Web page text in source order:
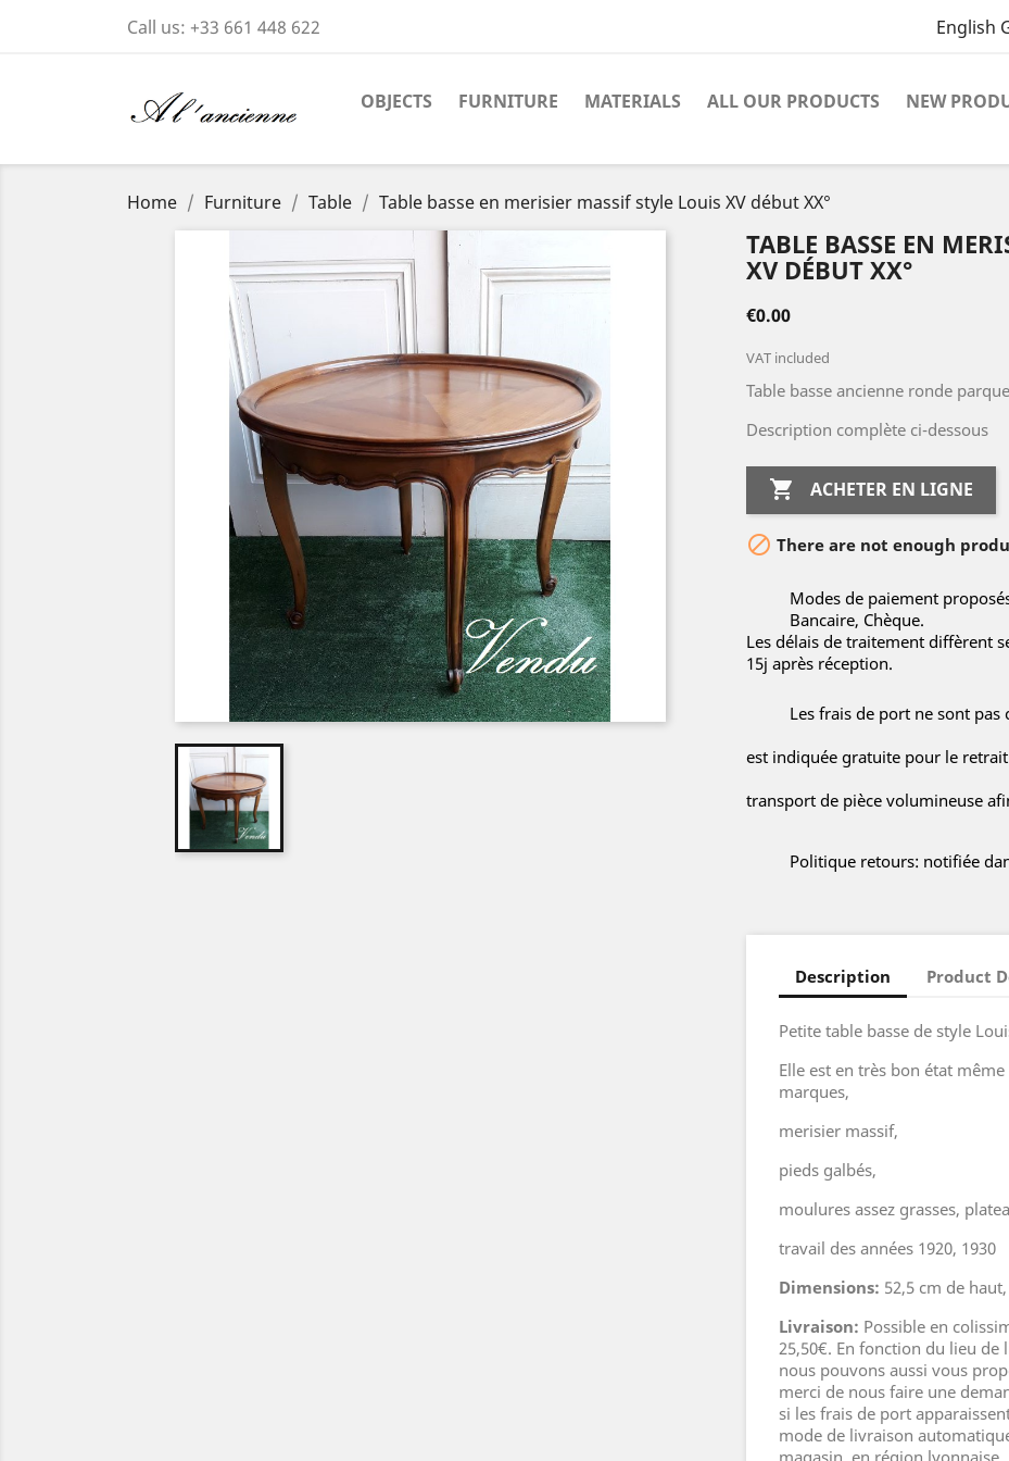
Call us: +33 661 448 622 English
OBJECTS FURNITURE MATERIALS ALL OUR PRODUCTS NEW
Home Furniture Table Table basse en merisier massif style Louis XV début XX°
TABLE BASSE EN
XV DÉBUT XX°
€0.00
VAT included
Table basse ancienne ronde
Description complète ci-dessous
 ACHETER EN LIGNE
 There are not enough
Modes de paiement
Bancaire, Chèque.
Les délais de traitement diffèrent
15j après réception.
Les frais de port ne sont
est indiquée gratuite pour le
transport de pièce volumineuse
Politique retours: notifiée
Description Product
Petite table basse de style
Elle est en très bon état
marques,
merisier massif,
pieds galbés,
moulures assez grasses,
travail des années 1920, 1930
Dimensions: 52,5 cm de
Livraison: Possible en
25,50€. En fonction du lieu de
nous pouvons aussi vous
merci de nous faire une
si les frais de port
mode de livraison
magasin, en région lyonnaise.